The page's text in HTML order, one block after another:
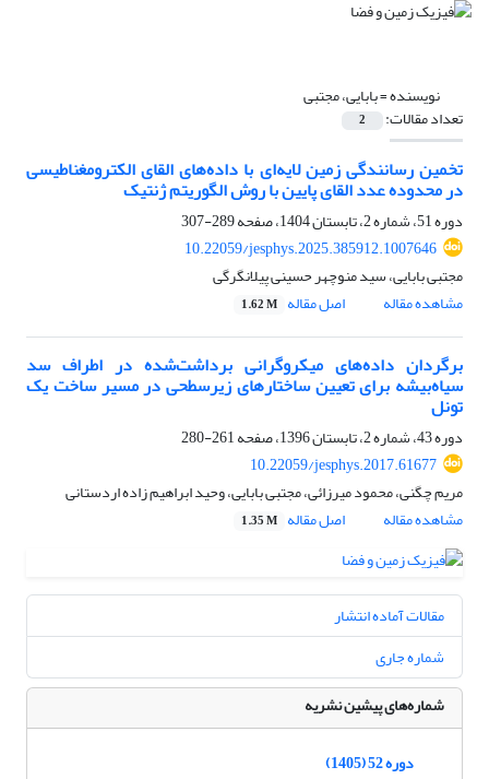
نویسنده =بابایی، مجتبی
تعداد مقالات: 2
تخمین رسانندگی زمین لایه‌ای با داده‌های القای الکترومغناطیسی
در محدوده عدد القای پایین با روش الگوریتم ژنتیک
دوره 51، شماره 2، تابستان 1404، صفحه
289-307
10.22059/jesphys.2025.385912.1007646
مجتبی بابایی، سید منوچهر حسینی پیلانگرگی
مشاهده مقاله
اصل مقاله 1.62 M
برگردان داده‌های میکروگرانی برداشت‌شده در اطراف سد
سیاه‌بیشه برای تعیین ساختارهای زیرسطحی در مسیر ساخت یک
تونل
دوره 43، شماره 2، تابستان 1396، صفحه
261-280
10.22059/jesphys.2017.61677
مریم چگنی، محمود میرزائی، مجتبی بابایی، وحید ابراهیم زاده اردستانی
مشاهده مقاله
اصل مقاله 1.35 M
مقالات آماده انتشار
شماره جاری
شماره‌های پیشین نشریه
دوره 52 (1405)